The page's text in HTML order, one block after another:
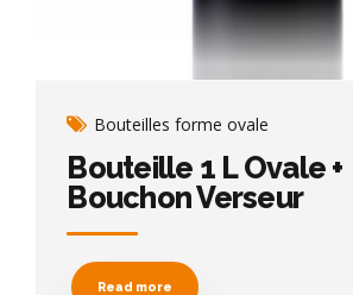
Bouteilles forme ovale
Bouteille 1 L Ovale +
Bouchon Verseur
Read more